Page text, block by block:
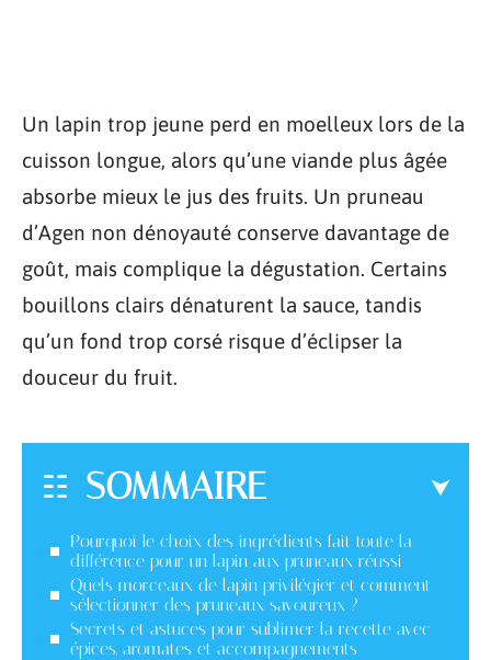
Un lapin trop jeune perd en moelleux lors de la
cuisson longue, alors qu’une viande plus âgée
absorbe mieux le jus des fruits. Un pruneau
d’Agen non dénoyauté conserve davantage de
goût, mais complique la dégustation. Certains
bouillons clairs dénaturent la sauce, tandis
qu’un fond trop corsé risque d’éclipser la
douceur du fruit.
SOMMAIRE
Pourquoi le choix des ingrédients fait toute la
différence pour un lapin aux pruneaux réussi
Quels morceaux de lapin privilégier et comment
sélectionner des pruneaux savoureux ?
Secrets et astuces pour sublimer la recette avec
épices, aromates et accompagnements